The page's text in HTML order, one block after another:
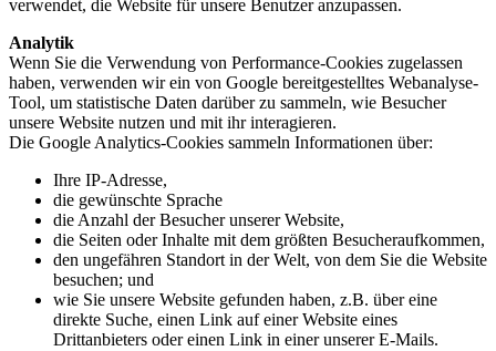
verwendet, die Website für unsere Benutzer anzupassen.
Analytik
Wenn Sie die Verwendung von Performance-Cookies zugelassen
haben, verwenden wir ein von Google bereitgestelltes Webanalyse-
Tool, um statistische Daten darüber zu sammeln, wie Besucher
unsere Website nutzen und mit ihr interagieren.
Die Google Analytics-Cookies sammeln Informationen über:
Ihre IP-Adresse,
die gewünschte Sprache
die Anzahl der Besucher unserer Website,
die Seiten oder Inhalte mit dem größten Besucheraufkommen,
den ungefähren Standort in der Welt, von dem Sie die Website
besuchen; und
wie Sie unsere Website gefunden haben, z.B. über eine
direkte Suche, einen Link auf einer Website eines
Drittanbieters oder einen Link in einer unserer E-Mails.